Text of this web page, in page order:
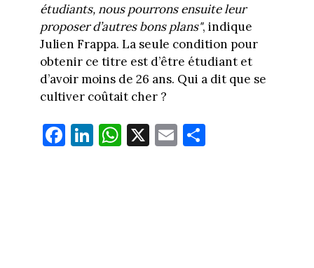
étudiants, nous pourrons ensuite leur
proposer d’autres bons plans", indique
Julien Frappa. La seule condition pour
obtenir ce titre est d’être étudiant et
d’avoir moins de 26 ans. Qui a dit que se
cultiver coûtait cher ?
Fa
ce
Li
nk
W
ha
X E
m
Pa